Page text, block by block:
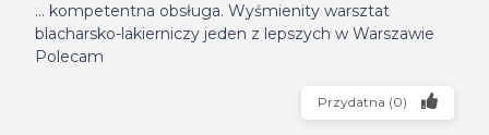
... kompetentna obsługa. Wyśmienity warsztat
blacharsko-lakierniczy jeden z lepszych w Warszawie
Polecam
Przydatna (0)